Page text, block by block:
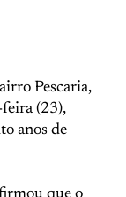
Pescaria,
(23),
anos de